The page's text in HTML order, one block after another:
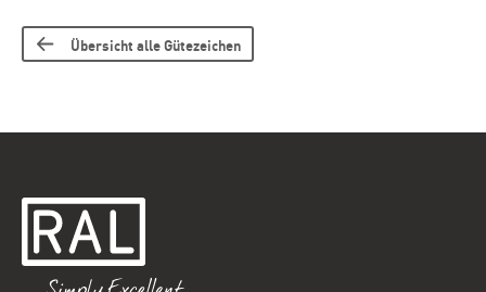
Übersicht alle Gütezeichen